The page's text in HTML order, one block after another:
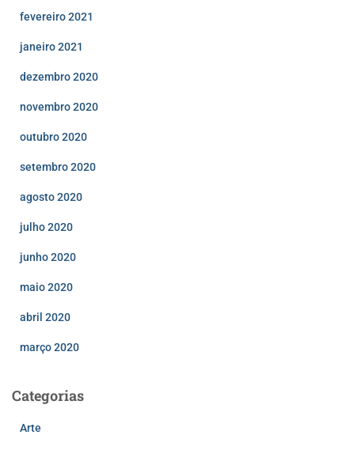
fevereiro 2021
janeiro 2021
dezembro 2020
novembro 2020
outubro 2020
setembro 2020
agosto 2020
julho 2020
junho 2020
maio 2020
abril 2020
março 2020
Categorias
Arte